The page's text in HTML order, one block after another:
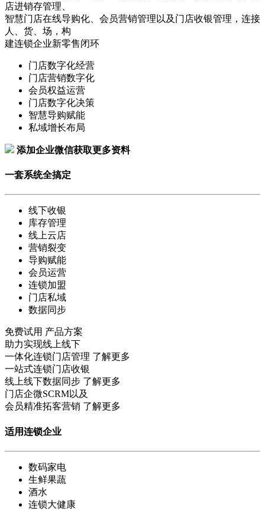
店进销存管理、
智慧门店在线导购化、会员营销管理以及门店收银管理，连接
人、货、场，构
建连锁企业新零售闭环
门店数字化经营
门店营销数字化
会员权益运营
门店数字化决策
智慧导购赋能
私域增长布局
添加企业微信获取更多资料
一套系统全搞定
线下收银
库存管理
线上云店
营销裂变
导购赋能
会员运营
连锁加盟
门店私域
数据同步
免费试用 产品方案
助力实现线上线下
一体化连锁门店管理 了解更多
一站式连锁门店收银
线上线下数据同步 了解更多
门店企微SCRM以及
会员精准拓客营销 了解更多
适用连锁企业
数码家电
生鲜果蔬
酒水
连锁大健康